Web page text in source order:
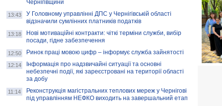
Чернігівщини
13:43
У Головному управлінні ДПС у Чернігівській області
відзначили сумлінних платників податків
13:18
Нові мотиваційні контракти: чіткі терміни служби, вибір
посади, гідне забезпечення
12:50 Ринок праці мовою цифр – інформує служба зайнятості
12:14
Інформація про надзвичайні ситуації та основні
небезпечні події, які зареєстровані на території області
за добу
11:14
Реконструкція магістральних теплових мереж у Чернігові
під управлінням НЕФКО виходить на завершальний етап